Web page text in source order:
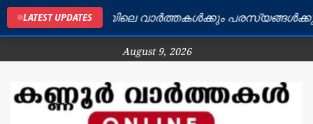
LATEST UPDATES
കണ്ണൂർ ജില്ലയിലെ വാർത്തകൾക്കും പരസ്യങ്ങൾക്കും
August 9, 2026